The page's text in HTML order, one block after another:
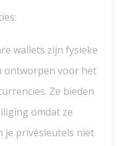
wallets zijn fysieke
ontworpen voor het
Ze bieden
omdat ze
je privésleutels niet